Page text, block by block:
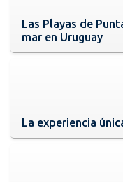
Las Playas de
mar en Uruguay
La experiencia